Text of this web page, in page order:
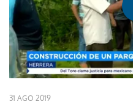
31 AGO 2019